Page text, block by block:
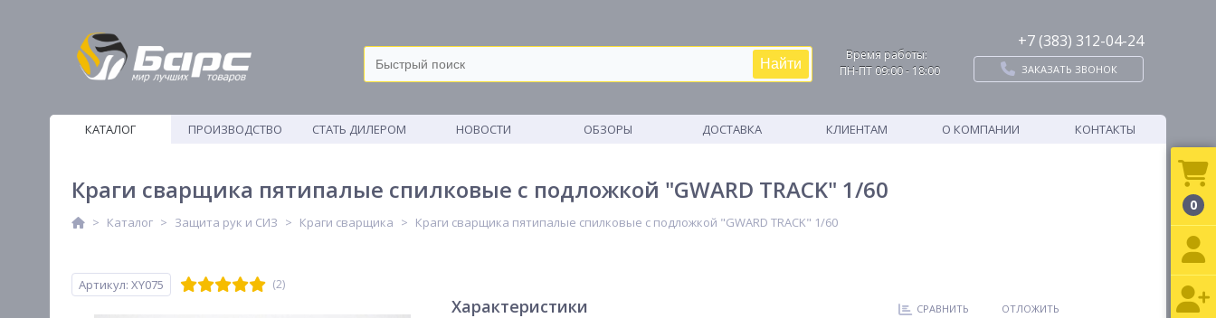
Найти
Время работы:
ПН-ПТ 09:00 - 18:00
+7 (383) 312-04-24
ЗАКАЗАТЬ ЗВОНОК
КАТАЛОГ
ПРОИЗВОДСТВО
СТАТЬ ДИЛЕРОМ НОВОСТИ ОБЗОРЫ ДОСТАВКА КЛИЕНТАМ О КОМПАНИИ КОНТАКТЫ
Краги сварщика пятипалые спилковые с подложкой "GWARD TRACK" 1/60
Каталог Защита рук и СИЗ Краги сварщика Краги сварщика пятипалые спилковые с подложкой "GWARD TRACK" 1/60
Артикул: XY075 (2)
Характеристики СРАВНИТЬ ОТЛОЖИТЬ
0